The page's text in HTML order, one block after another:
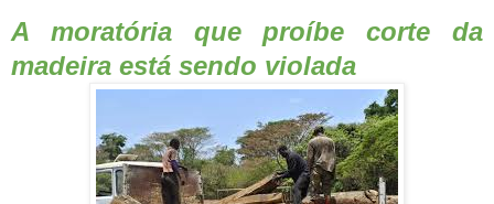
A moratória que proíbe corte da
madeira está sendo violada